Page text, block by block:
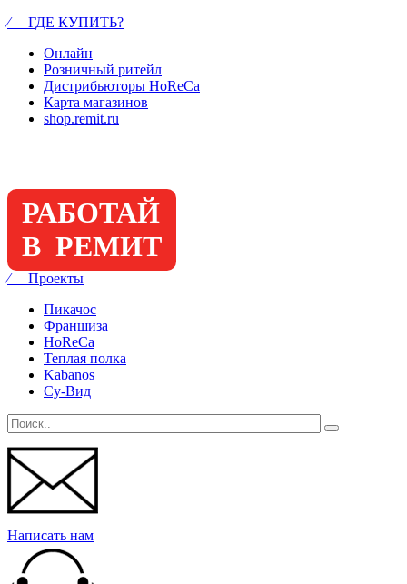
⁄ ГДЕ КУПИТЬ?
Онлайн
Розничный ритейл
Дистрибьюторы HoReCa
Карта магазинов
shop.remit.ru
РАБОТАЙ
В РЕМИТ
⁄ Проекты
Пикачос
Франшиза
HoReCa
Теплая полка
Kabanos
Су-Вид
Написать нам